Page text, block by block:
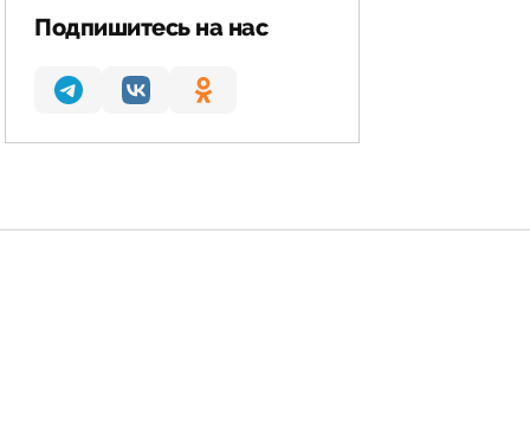
Подпишитесь на нас